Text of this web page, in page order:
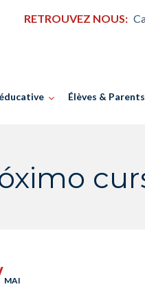
RETROUVEZ NOUS:
Élèves & Parents
MAI